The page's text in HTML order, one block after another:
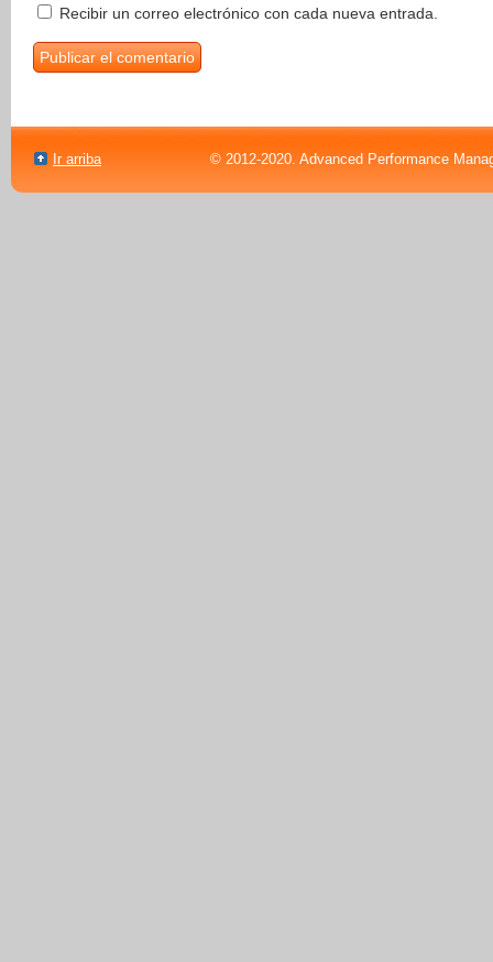
Recibir un correo electrónico con cada nueva entrada.
Ir arriba © 2012-2020. Advanced Performance